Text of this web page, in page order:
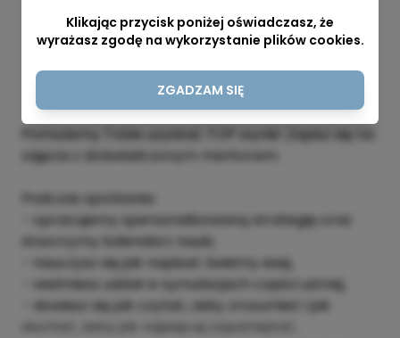
Jasmina Kasenko
430,00 zł
zajęcia z doświadczonym mentorem.
Podczas spotkania:
- opracujemy spersonalizowaną strategię oraz
stworzymy kalendarz nauki,
- nauczysz się jak napisać świetny esej,
- weźmiesz udział w symulacjach części ustnej,
- dowiesz się jak czytać, żeby zrozumieć i jak
słuchać, żeby jak najwięcej zapamiętać,
Klikając przycisk poniżej oświadczasz, że
wyrażasz zgodę na wykorzystanie plików cookies.
ZGADZAM SIĘ